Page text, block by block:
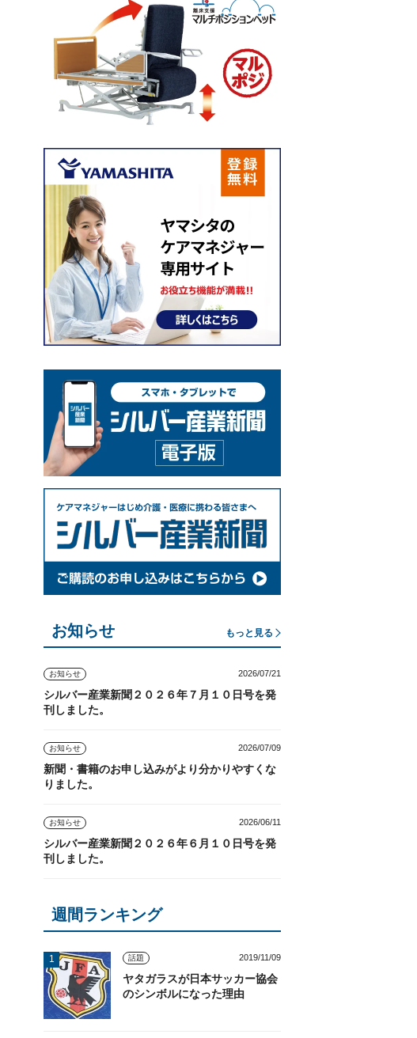
お知らせ もっと見る
お知らせ 2026/07/21
シルバー産業新聞２０２６年７月１０日号を発
刊しました。
お知らせ 2026/07/09
新聞・書籍のお申し込みがより分かりやすくな
りました。
お知らせ 2026/06/11
シルバー産業新聞２０２６年６月１０日号を発
刊しました。
週間ランキング
話題 2019/11/09
ヤタガラスが日本サッカー協会
のシンボルになった理由